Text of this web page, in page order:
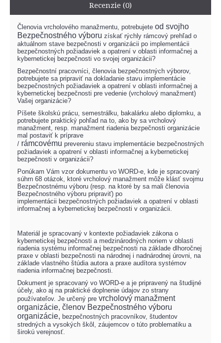
Recenzie (0)
Členovia vrcholového manažmentu, potrebujete od svojho
Bezpečnostného výboru získať rýchly rámcový prehľad o
aktuálnom stave bezpečnosti v organizácii po implementácii
bezpečnostných požiadaviek a opatrení v oblasti informačnej a
kybernetickej bezpečnosti vo svojej organizácii?
Bezpečnostní pracovníci, členovia bezpečnostných výborov,
potrebujete sa pripraviť na dokladanie stavu implementácie
bezpečnostných požiadaviek a opatrení v oblasti informačnej a
kybernetickej bezpečnosti pre vedenie (vrcholový manažment)
Vašej organizácie?
Píšete školskú prácu, semestrálku, bakalárku alebo diplomku, a
potrebujete praktický pohľad na to, ako by sa vrcholový
manažment, resp. manažment riadenia bezpečnosti organizácie
mal postaviť k príprave
/ rámcovému prevereniu stavu implementácie bezpečnostných
požiadaviek a opatrení v oblasti informačnej a kybernetickej
bezpečnosti v organizácii?
Ponúkam Vám vzor dokumentu vo WORD-e, kde je spracovaný
súhrn 68 otázok, ktoré vrcholový manažment môže klásť svojmu
Bezpečnostnému výboru (resp. na ktoré by sa mali členovia
Bezpečnostného výboru pripraviť) po
implementácii bezpečnostných požiadaviek a opatrení v oblasti
informačnej a kybernetickej bezpečnosti v organizácii.
Materiál je spracovaný v kontexte požiadaviek zákona o
kybernetickej bezpečnosti a medzinárodných noriem v oblasti
riadenia systému informačnej bezpečnosti na základe dlhoročnej
praxe v oblasti bezpečnosti na národnej i nadnárodnej úrovni, na
základe vlastného štúdia autora a praxe audítora systémov
riadenia informačnej bezpečnosti
Dokument je spracovaný vo WORD-e a je pripravený na študijné
účely, ako aj na praktické doplnenie údajov zo strany
používateľov. Je určený pre vrcholový manažment
organizácie, členov Bezpečnostného výboru
organizácie, bezpečnostných pracovníkov, študentov
stredných a vysokých škôl, záujemcov o túto problematiku a
širokú verejnosť.